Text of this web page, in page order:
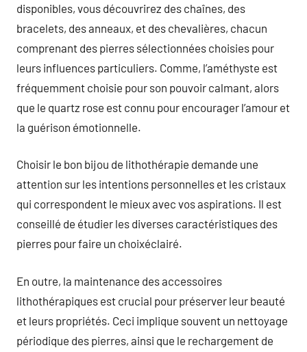
disponibles, vous découvrirez des chaînes, des
bracelets, des anneaux, et des chevalières, chacun
comprenant des pierres sélectionnées choisies pour
leurs influences particuliers. Comme, l’améthyste est
fréquemment choisie pour son pouvoir calmant, alors
que le quartz rose est connu pour encourager l’amour et
la guérison émotionnelle.
Choisir le bon bijou de lithothérapie demande une
attention sur les intentions personnelles et les cristaux
qui correspondent le mieux avec vos aspirations. Il est
conseillé de étudier les diverses caractéristiques des
pierres pour faire un choixéclairé.
En outre, la maintenance des accessoires
lithothérapiques est crucial pour préserver leur beauté
et leurs propriétés. Ceci implique souvent un nettoyage
périodique des pierres, ainsi que le rechargement de